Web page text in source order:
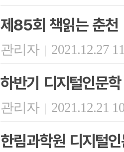
제85회 책읽는 춘천
관리자 | 2021.12.27
하반기 디지털인문
관리자 | 2021.12.21
한림과학원 디지털